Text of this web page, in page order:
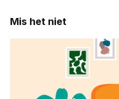
Mis het niet